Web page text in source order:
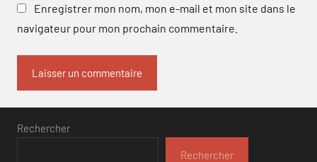
Enregistrer mon nom, mon e-mail et mon site dans le
navigateur pour mon prochain commentaire.
Rechercher
Rechercher